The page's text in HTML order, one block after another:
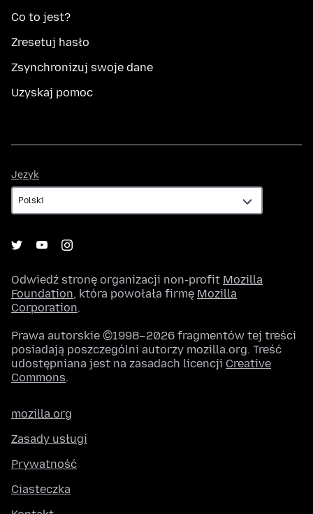
Co to jest?
Zresetuj hasło
Zsynchronizuj swoje dane
Uzyskaj pomoc
Język
Odwiedź stronę organizacji non-profit Mozilla
Foundation, która powołała firmę Mozilla
Corporation.
Prawa autorskie ©1998–2026 fragmentów tej treści
posiadają poszczególni autorzy mozilla.org. Treść
udostępniana jest na zasadach licencji Creative
Commons.
mozilla.org
Zasady usługi
Prywatność
Ciasteczka